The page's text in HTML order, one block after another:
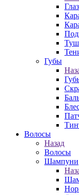
Губы
Волосы
Назад
Волосы
Шампуни